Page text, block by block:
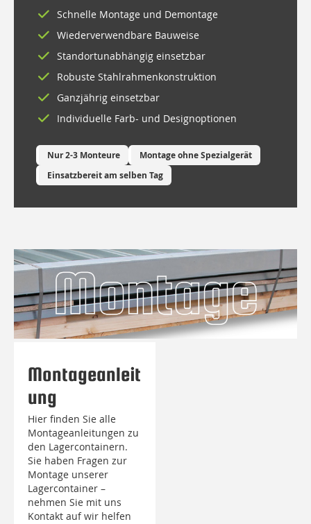
Schnelle Montage und Demontage
Wiederverwendbare Bauweise
Standortunabhängig einsetzbar
Robuste Stahlrahmenkonstruktion
Ganzjährig einsetzbar
Individuelle Farb- und Designoptionen
Nur 2-3 Monteure
Montage ohne Spezialgerät
Einsatzbereit am selben Tag
Montageanleit
ung
Hier finden Sie alle
Montageanleitungen zu
den Lagercontainern.
Sie haben Fragen zur
Montage unserer
Lagercontainer –
nehmen Sie mit uns
Kontakt auf wir helfen